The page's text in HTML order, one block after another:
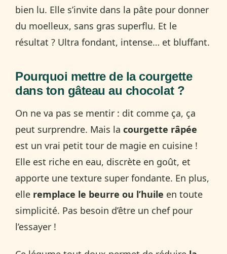
bien lu. Elle s’invite dans la pâte pour donner
du moelleux, sans gras superflu. Et le
résultat ? Ultra fondant, intense… et bluffant.
Pourquoi mettre de la courgette
dans ton gâteau au chocolat ?
On ne va pas se mentir : dit comme ça, ça
peut surprendre. Mais la courgette râpée
est un vrai petit tour de magie en cuisine !
Elle est riche en eau, discrète en goût, et
apporte une texture super fondante. En plus,
elle remplace le beurre ou l’huile en toute
simplicité. Pas besoin d’être un chef pour
l’essayer !